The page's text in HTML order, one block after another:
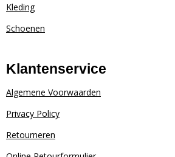
a
Kleding
Schoenen
Klantenservice
Algemene Voorwaarden
Privacy Policy
Retourneren